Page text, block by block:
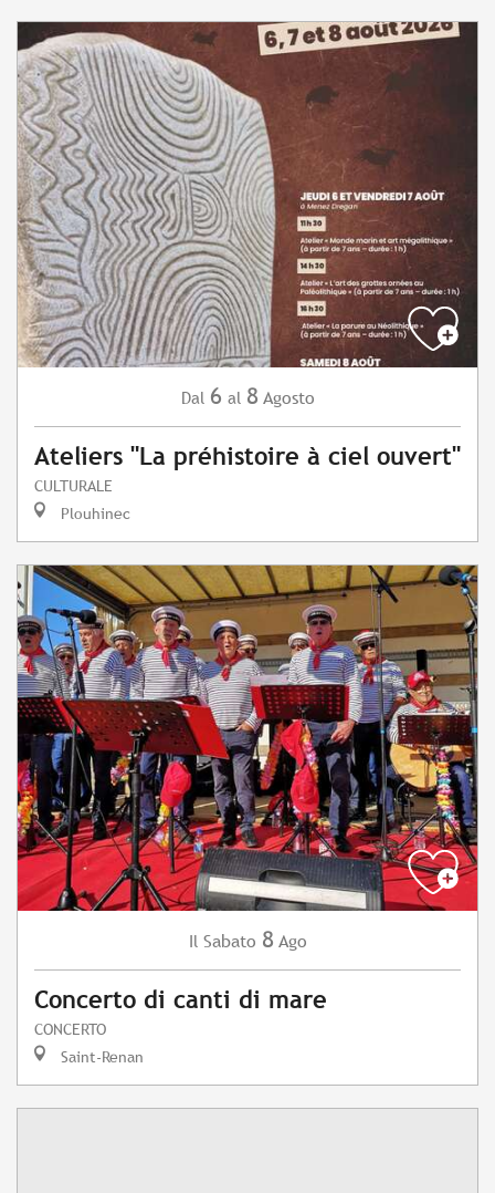
Dal 6 al 8 Agosto
Ateliers "La préhistoire à ciel ouvert"
CULTURALE
Plouhinec
Il Sabato 8 Ago
Concerto di canti di mare
CONCERTO
Saint-Renan